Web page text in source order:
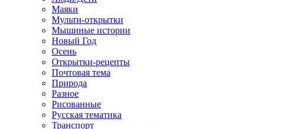
Маяки
Мульти-открытки
Мышиные истории
Новый Год
Осень
Открытки-рецепты
Почтовая тема
Природа
Разное
Рисованные
Русская тематика
Транспорт